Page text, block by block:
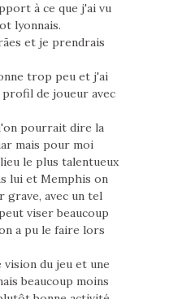
à ce que j'ai vu
lyonnais.
et je prendrais
trop peu et j'ai
de joueur avec
pourrait dire la
mais pour moi
le plus talentueux
lui et Memphis on
grave, avec un tel
viser beaucoup
a pu le faire lors
vision du jeu et une
beaucoup moins